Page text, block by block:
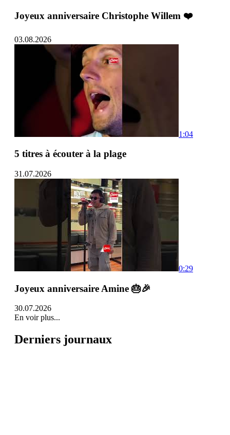
Joyeux anniversaire Christophe Willem ❤️
03.08.2026
1:04
5 titres à écouter à la plage
31.07.2026
0:29
Joyeux anniversaire Amine 🎂🎉
30.07.2026
En voir plus...
Derniers journaux